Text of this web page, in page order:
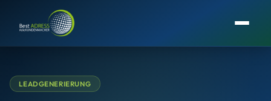
LEADGENERIERUNG